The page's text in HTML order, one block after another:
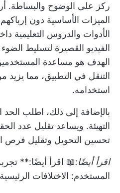
ركز على الوضوح والبساطة.
الميزات الأساسية دون
الأدوات والدروس التعليمية
الفيديو القصيرة لتسليط
الهدف هو مساعدة
التنقل في التطبيق، مما يزيد
استخدامه.
بالإضافة إلى ذلك، اطلب الحد
التهيئة. ويساعد تقليل عدد
تحسين التحويل وتقليل فرص
اقرأ أيضًا:📖 اقرأ أيضًا:**
المستخدم: الاختلافات الرئيسية